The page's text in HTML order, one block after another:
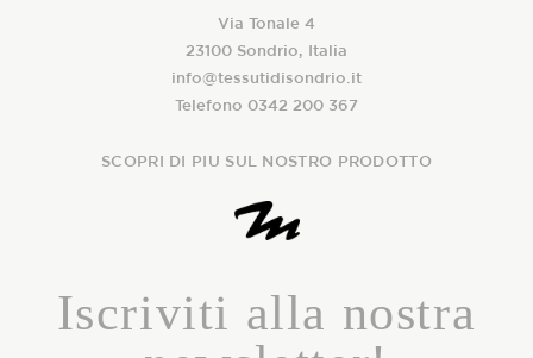
Via Tonale 4
23100 Sondrio, Italia
info@tessutidisondrio.it
Telefono 0342 200 367
SCOPRI DI PIU SUL NOSTRO PRODOTTO
Iscriviti alla nostra